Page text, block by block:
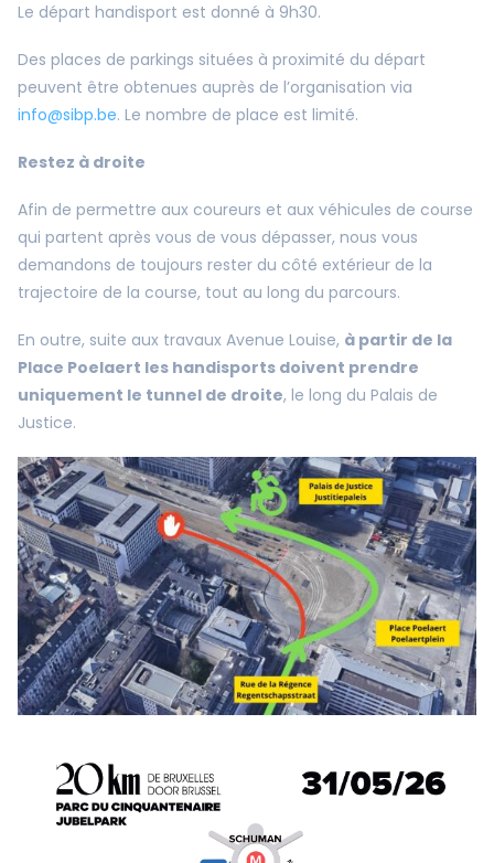
Le départ handisport est donné à 9h30.
Des places de parkings situées à proximité du départ
peuvent être obtenues auprès de l’organisation via
info@sibp.be. Le nombre de place est limité.
Restez à droite
Afin de permettre aux coureurs et aux véhicules de course
qui partent après vous de vous dépasser, nous vous
demandons de toujours rester du côté extérieur de la
trajectoire de la course, tout au long du parcours.
En outre, suite aux travaux Avenue Louise, à partir de la
Place Poelaert les handisports doivent prendre
uniquement le tunnel de droite, le long du Palais de
Justice.